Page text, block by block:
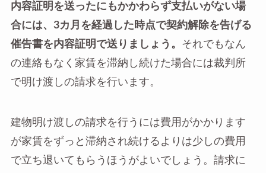
内容証明を送ったにもかかわらず支払いがない場
合には、3カ月を経過した時点で契約解除を告げる
催告書を内容証明で送りましょう。 それでもなん
の連絡もなく家賃を滞納し続けた場合には裁判所
で明け渡しの請求を行います。
建物明け渡しの請求を行うには費用がかかります
が家賃をずっと滞納され続けるよりは少しの費用
で立ち退いてもらうほうがよいでしょう。請求に